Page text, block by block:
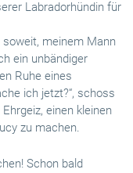
Labradorhündin für
meinem Mann
ein unbändiger
Ruhe eines
ich jetzt?“, schoss
einen kleinen
zu machen.
Schon bald